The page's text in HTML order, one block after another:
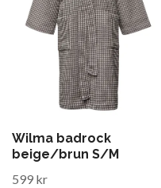
Wilma badrock
beige/brun S/M
599 kr